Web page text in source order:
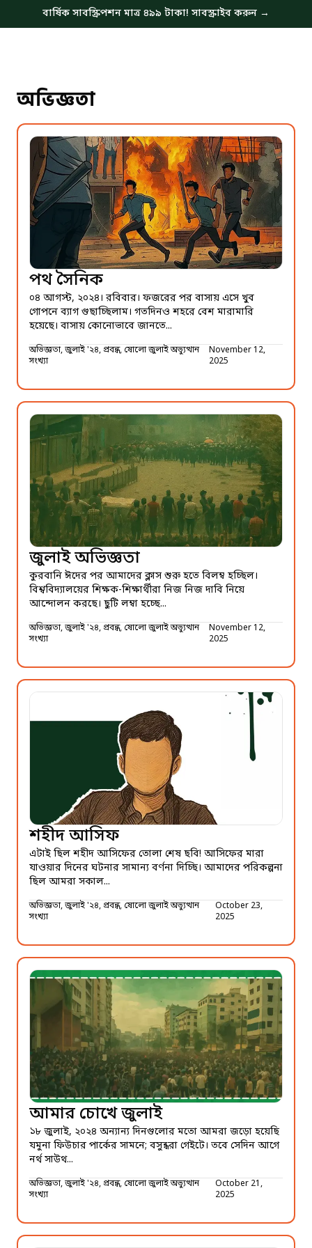
বার্ষিক সাবস্ক্রিপশন মাত্র ৪৯৯ টাকা! সাবস্ক্রাইব করুন →
অভিজ্ঞতা
পথ সৈনিক
০৪ আগস্ট, ২০২৪। রবিবার। ফজরের পর বাসায় এসে খুব
গোপনে ব্যাগ গুছাচ্ছিলাম। গতদিনও শহরে বেশ মারামারি
হয়েছে। বাসায় কোনোভাবে জানতে...
অভিজ্ঞতা, জুলাই '২৪, প্রবন্ধ, ষোলো জুলাই অভ্যুত্থান
সংখ্যা
November 12,
2025
জুলাই অভিজ্ঞতা
কুরবানি ঈদের পর আমাদের ক্লাস শুরু হতে বিলম্ব হচ্ছিল।
বিশ্ববিদ্যালয়ের শিক্ষক-শিক্ষার্থীরা নিজ নিজ দাবি নিয়ে
আন্দোলন করছে। ছুটি লম্বা হচ্ছে...
অভিজ্ঞতা, জুলাই '২৪, প্রবন্ধ, ষোলো জুলাই অভ্যুত্থান
সংখ্যা
November 12,
2025
শহীদ আসিফ
এটাই ছিল শহীদ আসিফের তোলা শেষ ছবি! আসিফের মারা
যাওয়ার দিনের ঘটনার সামান্য বর্ণনা দিচ্ছি। আমাদের পরিকল্পনা
ছিল আমরা সকাল...
অভিজ্ঞতা, জুলাই '২৪, প্রবন্ধ, ষোলো জুলাই অভ্যুত্থান
সংখ্যা
October 23,
2025
আমার চোখে জুলাই
১৮ জুলাই, ২০২৪ অন্যান্য দিনগুলোর মতো আমরা জড়ো হয়েছি
যমুনা ফিউচার পার্কের সামনে; বসুন্ধরা গেইটে। তবে সেদিন আগে
নর্থ সাউথ...
অভিজ্ঞতা, জুলাই '২৪, প্রবন্ধ, ষোলো জুলাই অভ্যুত্থান
সংখ্যা
October 21,
2025